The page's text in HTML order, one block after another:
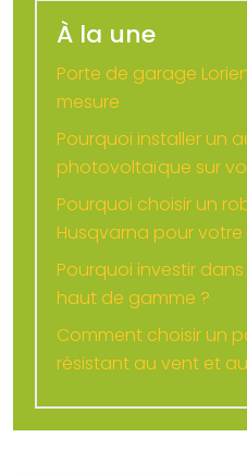
À la une
Porte de garage
mesure
Pourquoi installer un
photovoltaïque sur
Pourquoi choisir un
Husqvarna pour votre
Pourquoi investir
haut de gamme ?
Comment choisir un
résistant au vent et